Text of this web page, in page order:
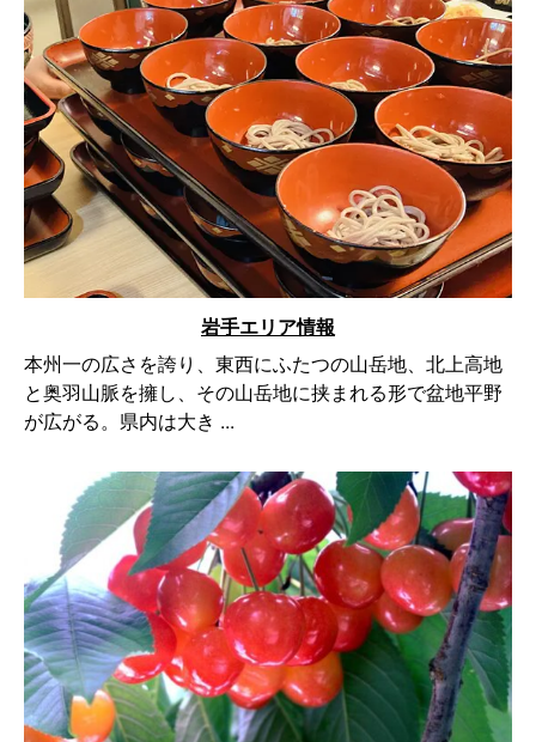
岩手エリア情報
本州一の広さを誇り、東西にふたつの山岳地、北上高地
と奥羽山脈を擁し、その山岳地に挟まれる形で盆地平野
が広がる。県内は大き ...